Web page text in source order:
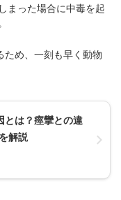
まった場合に中毒を起
ため、一刻も早く動物
とは？痙攣との違
解説